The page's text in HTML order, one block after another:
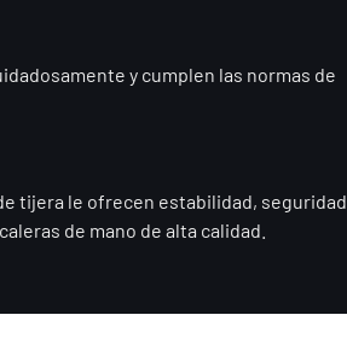
y cumplen las normas de
tijera le ofrecen estabilidad, seguridad
de mano de alta calidad.